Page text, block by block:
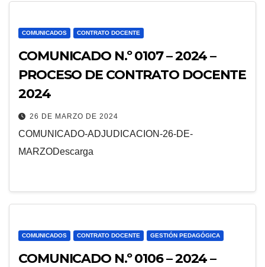
COMUNICADOS CONTRATO DOCENTE
COMUNICADO N.º 0107 – 2024 –
PROCESO DE CONTRATO DOCENTE
2024
26 DE MARZO DE 2024
COMUNICADO-ADJUDICACION-26-DE-
MARZODescarga
COMUNICADOS CONTRATO DOCENTE GESTIÓN PEDAGÓGICA
COMUNICADO N.º 0106 – 2024 –